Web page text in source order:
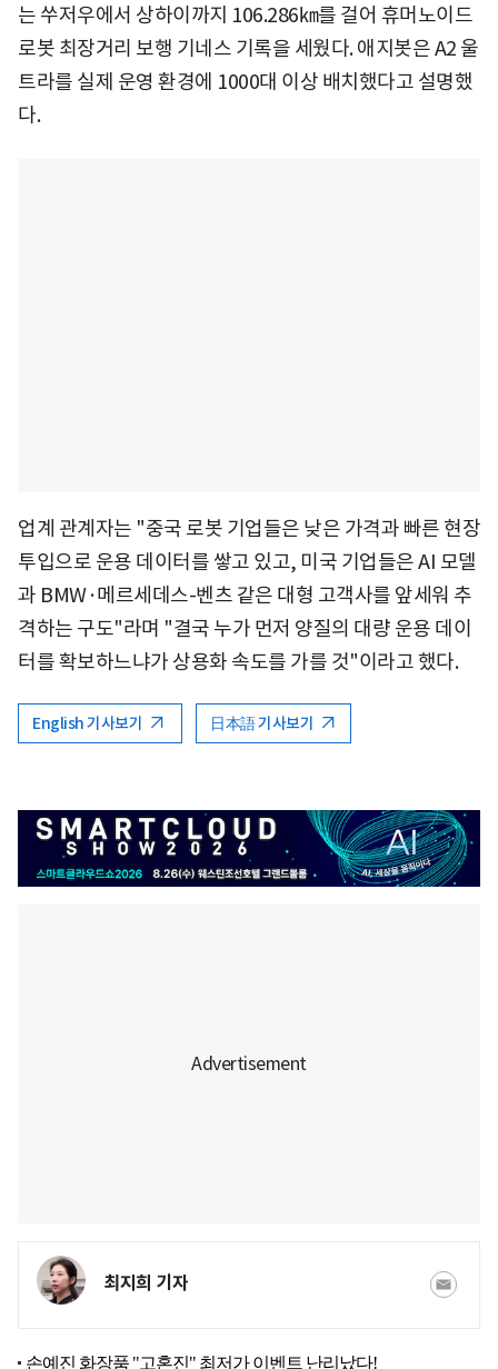
는 쑤저우에서 상하이까지 106.286㎞를 걸어 휴머노이드
로봇 최장거리 보행 기네스 기록을 세웠다. 애지봇은 A2 울
트라를 실제 운영 환경에 1000대 이상 배치했다고 설명했
다.
업계 관계자는 "중국 로봇 기업들은 낮은 가격과 빠른 현장
투입으로 운용 데이터를 쌓고 있고, 미국 기업들은 AI 모델
과 BMW·메르세데스-벤츠 같은 대형 고객사를 앞세워 추
격하는 구도"라며 "결국 누가 먼저 양질의 대량 운용 데이
터를 확보하느냐가 상용화 속도를 가를 것"이라고 했다.
English 기사보기 日本語 기사보기
최지희 기자